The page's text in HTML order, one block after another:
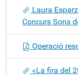
Laura
Concurs Sons
Operació
«La fira del